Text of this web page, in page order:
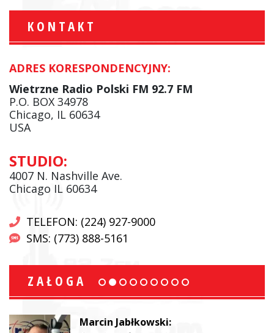
KONTAKT
ADRES KORESPONDENCYJNY:
Wietrzne Radio Polski FM 92.7 FM
P.O. BOX 34978
Chicago, IL 60634
USA
STUDIO:
4007 N. Nashville Ave.
Chicago IL 60634
TELEFON: (224) 927-9000
SMS: (773) 888-5161
ZAŁOGA
Marcin Jabłkowski: